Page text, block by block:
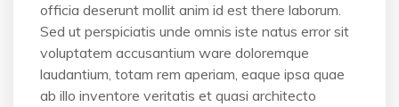
officia deserunt mollit anim id est there laborum.
Sed ut perspiciatis unde omnis iste natus error sit
voluptatem accusantium ware doloremque
laudantium, totam rem aperiam, eaque ipsa quae
ab illo inventore veritatis et quasi architecto